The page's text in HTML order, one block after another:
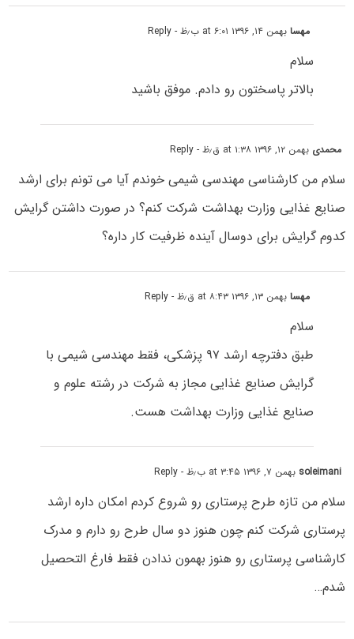
مهسابهمن ۱۴, ۱۳۹۶ at ۶:۰۱ ب٫ظ - Reply
سلام
بالاتر پاسختون رو دادم. موفق باشید
محمدی بهمن ۱۲, ۱۳۹۶ at ۱:۳۸ ق٫ظ - Reply
سلام من کارشناسی مهندسی شیمی خوندم آیا می تونم برای ارشد
صنایع غذایی وزارت بهداشت شرکت کنم؟ در صورت داشتن گرایش
کدوم گرایش برای دوسال آینده ظرفیت کار داره؟
مهسابهمن ۱۳, ۱۳۹۶ at ۸:۴۳ ق٫ظ - Reply
سلام
طبق دفترچه ارشد ۹۷ پزشکی، فقط مهندسی شیمی با
گرایش صنایع غذایی مجاز به شرکت در رشته علوم و
صنایع غذایی وزارت بهداشت هست.
soleimani بهمن ۷, ۱۳۹۶ at ۳:۴۵ ب٫ظ - Reply
سلام من تازه طرح پرستاری رو شروع کردم امکان داره ارشد
پرستاری شرکت کنم چون هنوز دو سال طرح رو دارم و مدرک
کارشناسی پرستاری رو هنوز بهمون ندادن فقط فارغ التحصیل
شدم…